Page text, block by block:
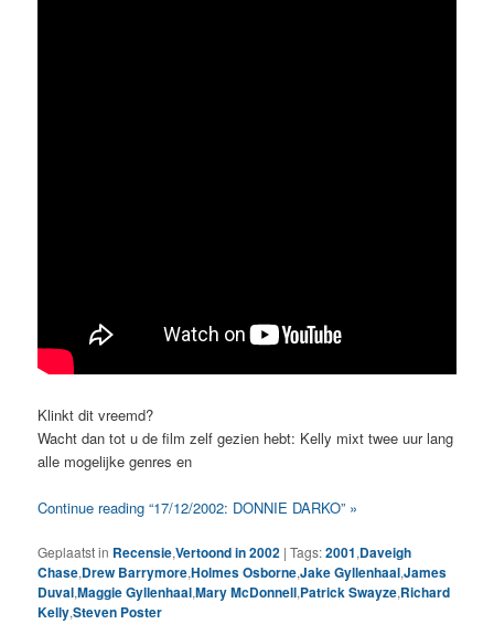
Klinkt dit vreemd?
Wacht dan tot u de film zelf gezien hebt: Kelly mixt twee uur lang
alle mogelijke genres en
Continue reading “17/12/2002: DONNIE DARKO” »
Geplaatst in Recensie,Vertoond in 2002 |Tags:2001,Daveigh
Chase,Drew Barrymore,Holmes Osborne,Jake Gyllenhaal,James
Duval,Maggie Gyllenhaal,Mary McDonnell,Patrick Swayze,Richard
Kelly,Steven Poster